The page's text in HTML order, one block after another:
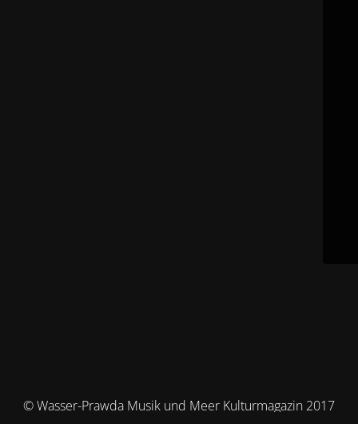
© Wasser-Prawda Musik und Meer Kulturmagazin 2017